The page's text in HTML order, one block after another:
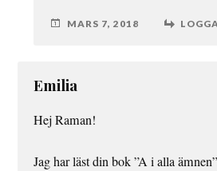
MARS 7, 2018
Emilia
Hej Raman!
Jag har läst din bok ”A i alla